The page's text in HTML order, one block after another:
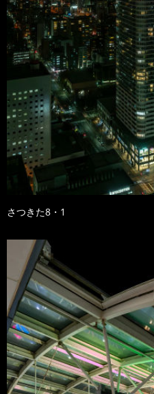
さつきた8・1